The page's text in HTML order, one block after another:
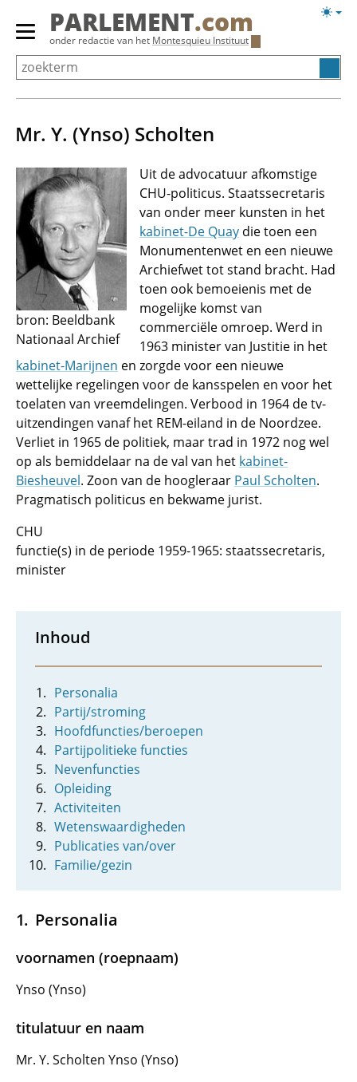
Overslaan
Primair
menu
tonen/verbergen
PARLEMENT.com
onder redactie van het Montesquieu Instituut
Mr. Y. (Ynso) Scholten
bron: Beeldbank
Nationaal Archief
Uit de advocatuur afkomstige
CHU-politicus. Staatssecretaris
van onder meer kunsten in het
kabinet-De Quay die toen een
Monumentenwet en een nieuwe
Archiefwet tot stand bracht. Had
toen ook bemoeienis met de
mogelijke komst van
commerciële omroep. Werd in
1963 minister van Justitie in het
kabinet-Marijnen en zorgde voor een nieuwe
wettelijke regelingen voor de kansspelen en voor het
toelaten van vreemdelingen. Verbood in 1964 de tv-
uitzendingen vanaf het REM-eiland in de Noordzee.
Verliet in 1965 de politiek, maar trad in 1972 nog wel
op als bemiddelaar na de val van het kabinet-
Biesheuvel. Zoon van de hoogleraar Paul Scholten.
Pragmatisch politicus en bekwame jurist.
CHU
functie(s) in de periode 1959-1965: staatssecretaris,
minister
Inhoud
Personalia
Partij/stroming
Hoofdfuncties/beroepen
Partijpolitieke functies
Nevenfuncties
Opleiding
Activiteiten
Wetenswaardigheden
Publicaties van/over
Familie/gezin
Personalia
voornamen (roepnaam)
Ynso (Ynso)
titulatuur en naam
Mr. Y. Scholten Ynso (Ynso)